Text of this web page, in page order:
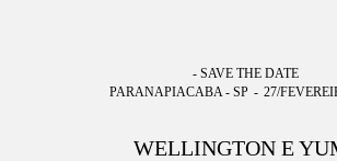
- SAVE THE DATE
PARANAPIACABA - SP
27/
WELLINGTON E